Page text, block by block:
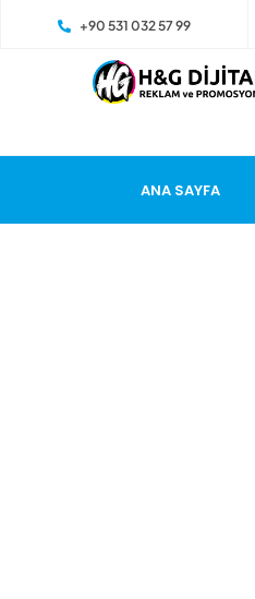
+90 531 032 57 99
ANA SAYFA